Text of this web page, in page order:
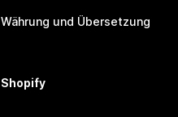
Währung und Übersetzung
Shopify